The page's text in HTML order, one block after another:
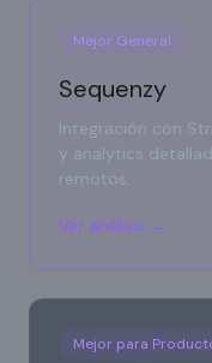
Mejor General
Sequenzy
Integración con
y analytics
remotos.
Ver análisis →
Mejor para